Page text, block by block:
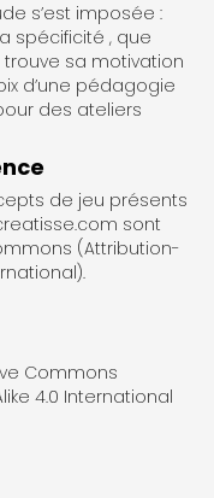
s’est imposée :
spécificité , que
sa motivation
d’une pédagogie
des ateliers
de jeu présents
sont
(Attribution-
Commons
4.0 International